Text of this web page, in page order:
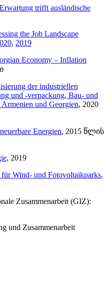
trifft ausländische
the Job Landscape
, 2019
Economy – Inflation
der industriellen
und -verpackung, Bau- und
und Georgien, 2020
Energien, 2015 წლის
, 2019
Wind- und Fotovoltaikparks,
Zusammenarbeit (GIZ):
und Zusammenarbeit